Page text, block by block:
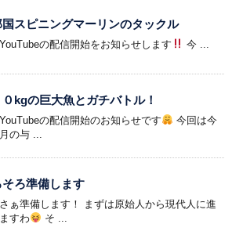
スピニングマーリンのタックル
の配信開始をお知らせします 今 ...
０kgの巨大魚とガチバトル！
の配信開始のお知らせです
今回は今
の与 ...
そろ準備します
ぁ準備します！ まずは原始人から現代人に進
すわ
そ ...